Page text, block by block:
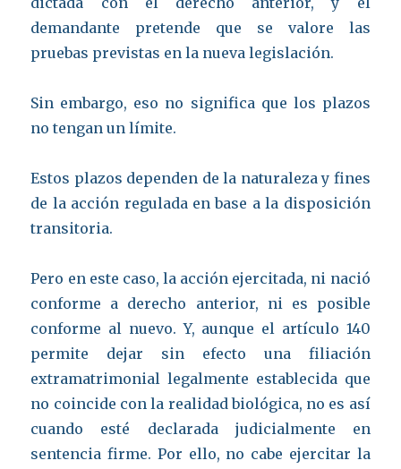
demandante pretende que se valore las
pruebas previstas en la nueva legislación.
Sin embargo, eso no significa que los plazos
no tengan un límite.
Estos plazos dependen de la naturaleza y fines
de la acción regulada en base a la disposición
transitoria.
Pero en este caso, la acción ejercitada, ni nació
conforme a derecho anterior, ni es posible
conforme al nuevo. Y, aunque el artículo 140
permite dejar sin efecto una filiación
extramatrimonial legalmente establecida que
no coincide con la realidad biológica, no es así
cuando esté declarada judicialmente en
sentencia firme. Por ello, no cabe ejercitar la